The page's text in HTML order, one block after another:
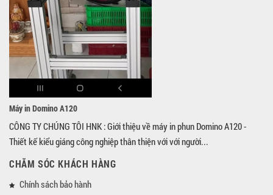
Máy in Domino A120
CÔNG TY CHÚNG TÔI HNK : Giới thiệu về máy in phun Domino A120 -
Thiết kế kiểu giáng công nghiệp thân thiện với với người...
CHĂM SÓC KHÁCH HÀNG
Chính sách bảo hành